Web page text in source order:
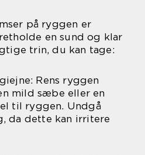
på ryggen er
en sund og klar
trin, du kan tage:
Rens ryggen
mild sæbe eller en
til ryggen. Undgå
da dette kan irritere